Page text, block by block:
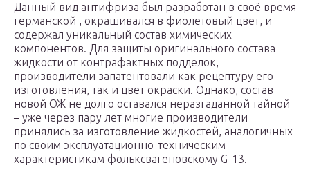
Данный вид антифриза был разработан в своё время
германской , окрашивался в фиолетовый цвет, и
содержал уникальный состав химических
компонентов. Для защиты оригинального состава
жидкости от контрафактных подделок,
производители запатентовали как рецептуру его
изготовления, так и цвет окраски. Однако, состав
новой ОЖ не долго оставался неразгаданной тайной
– уже через пару лет многие производители
принялись за изготовление жидкостей, аналогичных
по своим эксплуатационно-техническим
характеристикам фольксвагеновскому G-13.